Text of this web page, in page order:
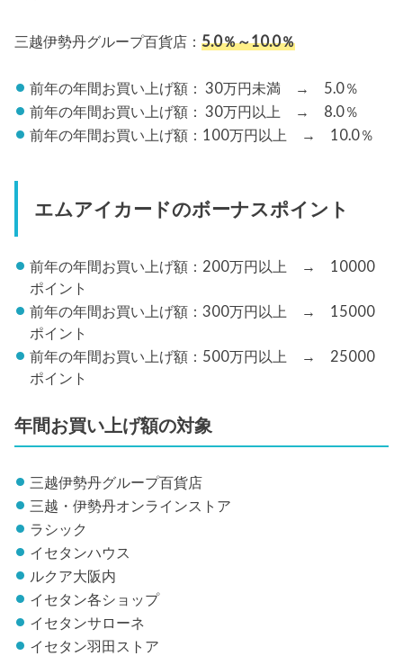
三越伊勢丹グループ百貨店：5.0％～10.0％
前年の年間お買い上げ額： 30万円未満 → 5.0％
前年の年間お買い上げ額： 30万円以上 → 8.0％
前年の年間お買い上げ額：100万円以上 → 10.0％
エムアイカードのボーナスポイント
前年の年間お買い上げ額：200万円以上 → 10000
ポイント
前年の年間お買い上げ額：300万円以上 → 15000
ポイント
前年の年間お買い上げ額：500万円以上 → 25000
ポイント
年間お買い上げ額の対象
三越伊勢丹グループ百貨店
三越・伊勢丹オンラインストア
ラシック
イセタンハウス
ルクア大阪内
イセタン各ショップ
イセタンサローネ
イセタン羽田ストア